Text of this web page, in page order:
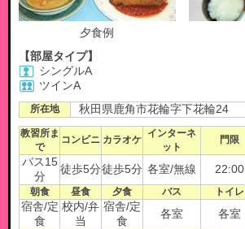
夕食例
【部屋タイプ】
シングルA
ツインA
所在地 秋田県鹿角市花輪字下花輪24
教習所ま
で
コンビニ カラオケ
インターネ
ット
門限
バス15
分
徒歩5分徒歩5分 各室/無線 22:00
朝食 昼食 夕食 バス トイレ
宿舎/定
食
校内/弁
当
宿舎/定
食
各室 各室